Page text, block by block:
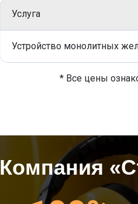
Услуга
Устройство монолитных
* Все цены
Компания